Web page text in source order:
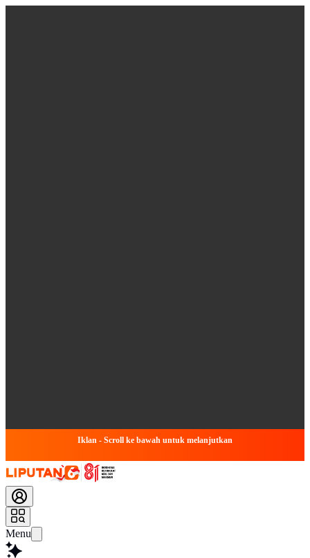
Iklan - Scroll ke bawah untuk melanjutkan
Menu